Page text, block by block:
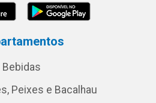
Bebidas
Peixes e Bacalhau